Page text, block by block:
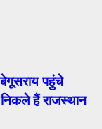
पहुंचे
हैं राजस्थान